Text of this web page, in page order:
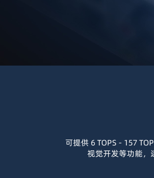
可提供 6 TOPS - 157
视觉开发等功能，